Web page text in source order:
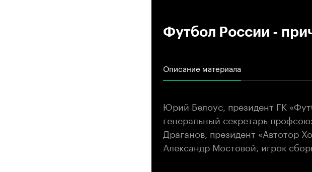
Футбол России -
Описание материала
Юрий Белоус, президент ГК
генеральный секретарь
Драганов, президент «Автотор
Александр Мостовой, игрок